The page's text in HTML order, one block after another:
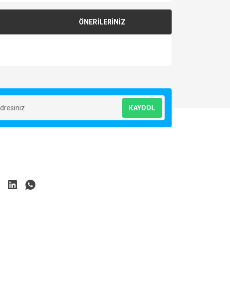
ÖNERİLERİNİZ
KAYDOL